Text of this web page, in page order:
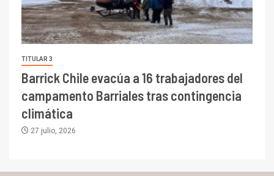
TITULAR 3
Barrick Chile evacúa a 16 trabajadores del
campamento Barriales tras contingencia
climática
27 julio, 2026